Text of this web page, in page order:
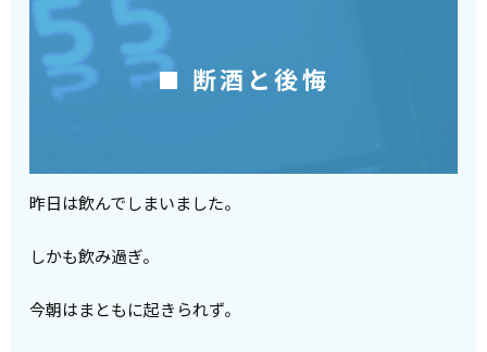
■ 断酒と後悔
昨日は飲んでしまいました。
しかも飲み過ぎ。
今朝はまともに起きられず。